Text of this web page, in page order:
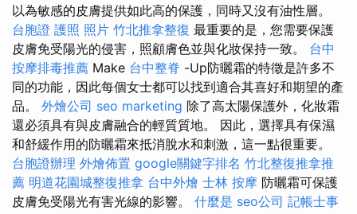
以為敏感的皮膚提供如此高的保護，同時又沒有油性層。
台胞證 護照 照片 竹北推拿整復 最重要的是，您需要保護
皮膚免受陽光的侵害，照顧膚色並與化妝保持一致。 台中
按摩排毒推薦 Make 台中整脊 -Up防曬霜的特徵是許多不
同的功能，因此每個女士都可以找到適合其喜好和期望的產
品。 外燴公司 seo marketing 除了高太陽保護外，化妝霜
還必須具有與皮膚融合的輕質質地。 因此，選擇具有保濕
和舒緩作用的防曬霜來抵消脫水和刺激，這一點很重要。
台胞證辦理 外燴佈置 google關鍵字排名 竹北整復推拿推
薦 明道花園城整復推拿 台中外燴 士林 按摩 防曬霜可保護
皮膚免受陽光有害光線的影響。 什麼是 seo公司 記帳士事